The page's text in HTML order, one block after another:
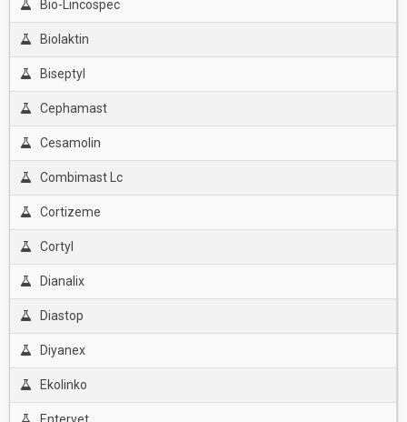
Bio-Lincospec
Biolaktin
Biseptyl
Cephamast
Cesamolin
Combimast Lc
Cortizeme
Cortyl
Dianalix
Diastop
Diyanex
Ekolinko